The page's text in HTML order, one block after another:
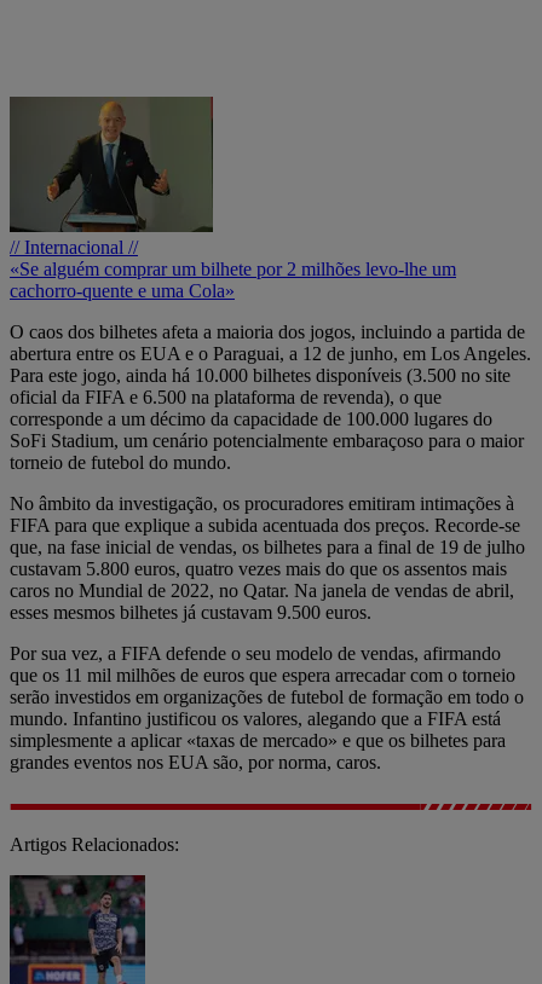
// Internacional //
«Se alguém comprar um bilhete por 2 milhões levo-lhe um
cachorro-quente e uma Cola»
O caos dos bilhetes afeta a maioria dos jogos, incluindo a partida de
abertura entre os EUA e o Paraguai, a 12 de junho, em Los Angeles.
Para este jogo, ainda há 10.000 bilhetes disponíveis (3.500 no site
oficial da FIFA e 6.500 na plataforma de revenda), o que
corresponde a um décimo da capacidade de 100.000 lugares do
SoFi Stadium, um cenário potencialmente embaraçoso para o maior
torneio de futebol do mundo.
No âmbito da investigação, os procuradores emitiram intimações à
FIFA para que explique a subida acentuada dos preços. Recorde-se
que, na fase inicial de vendas, os bilhetes para a final de 19 de julho
custavam 5.800 euros, quatro vezes mais do que os assentos mais
caros no Mundial de 2022, no Qatar. Na janela de vendas de abril,
esses mesmos bilhetes já custavam 9.500 euros.
Por sua vez, a FIFA defende o seu modelo de vendas, afirmando
que os 11 mil milhões de euros que espera arrecadar com o torneio
serão investidos em organizações de futebol de formação em todo o
mundo. Infantino justificou os valores, alegando que a FIFA está
simplesmente a aplicar «taxas de mercado» e que os bilhetes para
grandes eventos nos EUA são, por norma, caros.
Artigos Relacionados: